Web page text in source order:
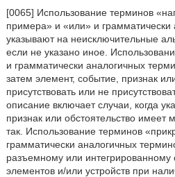
[0065] Использование терминов
примера» и «или» и грамматически
указывают на неисключительные
если не указано иное.
и грамматически аналогичных
затем элемент, событие, признак
присутствовать или не
описание включает случаи, когда
признак или обстоятельство имеет
так. Использование терминов
грамматически аналогичных
разъемному или
элементов и/или устройств при